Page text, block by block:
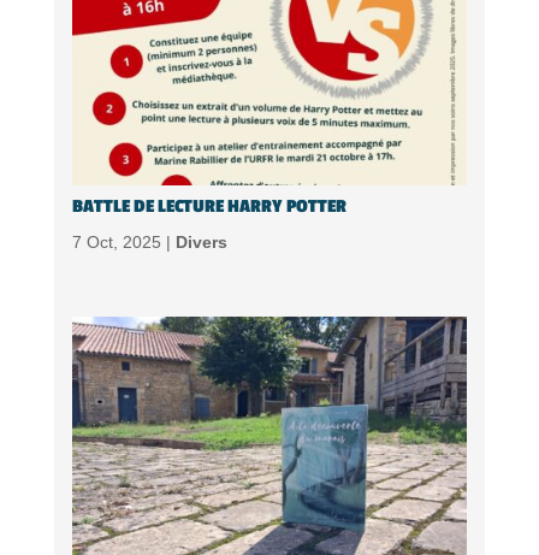
BATTLE DE LECTURE HARRY POTTER
7 Oct, 2025 | Divers